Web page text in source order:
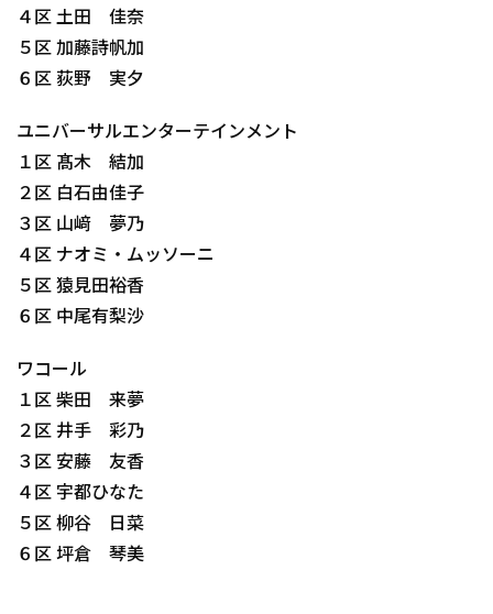
４区 土田 佳奈
５区 加藤詩帆加
６区 荻野 実夕
ユニバーサルエンターテインメント
１区 髙木 結加
２区 白石由佳子
３区 山﨑 夢乃
４区 ナオミ・ムッソーニ
５区 猿見田裕香
６区 中尾有梨沙
ワコール
１区 柴田 来夢
２区 井手 彩乃
３区 安藤 友香
４区 宇都ひなた
５区 柳谷 日菜
６区 坪倉 琴美